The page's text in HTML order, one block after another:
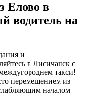
Елово в
водитель на
и
в Лисичанск с
такси!
перемещением из
началом